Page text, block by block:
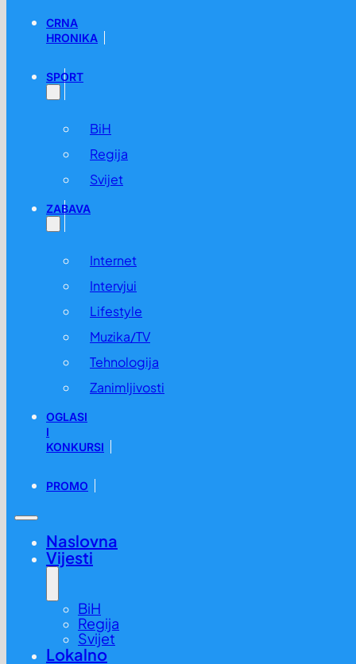
CRNA
HRONIKA
SPORT
BiH
Regija
Svijet
ZABAVA
Internet
Intervjui
Lifestyle
Muzika/TV
Tehnologija
Zanimljivosti
OGLASI
I
KONKURSI
PROMO
Naslovna
Vijesti
BiH
Regija
Svijet
Lokalno